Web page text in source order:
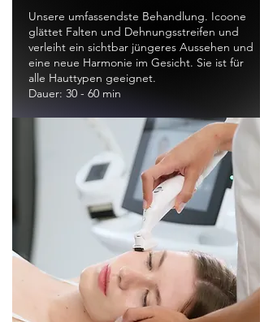
Unsere umfassendste Behandlung. Icoone
glättet Falten und Dehnungsstreifen und
verleiht ein sichtbar jüngeres Aussehen und
eine neue Harmonie im Gesicht. Sie ist für
alle Hauttypen geeignet.
Dauer: 30 - 60 min